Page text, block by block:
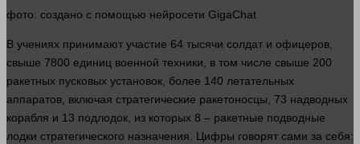
фото: создано с помощью нейросети GigaChat
В учениях принимают участие 64 тысячи солдат и офицеров,
свыше 7800 единиц военной техники , в том числе свыше 200
ракетных пусковых установок, более 140 летательных
аппаратов, включая стратегические ракетоносцы, 73 надводных
корабля и 13 подлодок, из которых 8 – ракетные подводные
лодки стратегического назначения. Цифры говорят сами за себя: